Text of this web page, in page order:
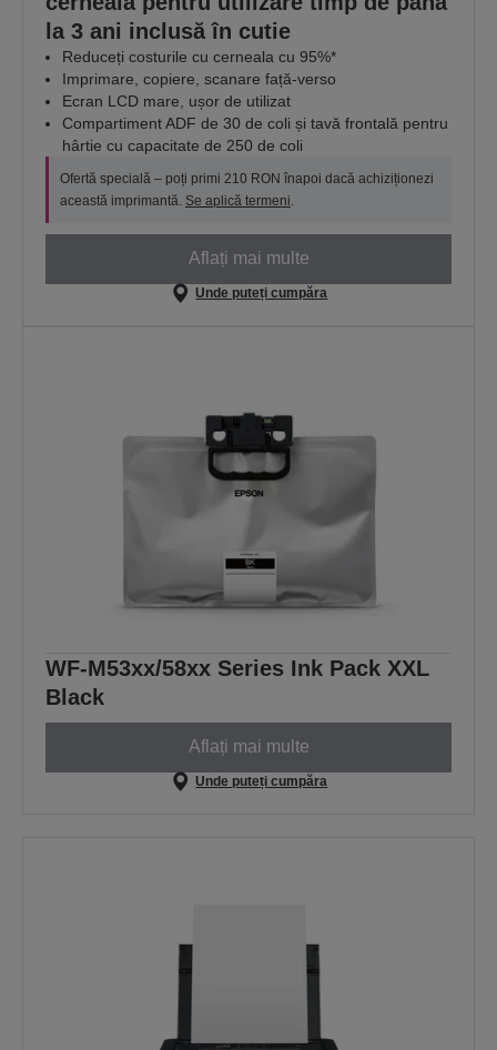
la 3 ani inclusă în cutie
Reduceți costurile cu cerneala cu 95%*
Imprimare, copiere, scanare față-verso
Ecran LCD mare, ușor de utilizat
Compartiment ADF de 30 de coli și tavă frontală pentru
hârtie cu capacitate de 250 de coli
Ofertă specială – poți primi 210 RON înapoi dacă achiziționezi
această imprimantă. Se aplică termeni
Aflați mai multe
Unde puteți cumpăra
WF-M53xx/58xx Series Ink Pack XXL
Black
Aflați mai multe
Unde puteți cumpăra